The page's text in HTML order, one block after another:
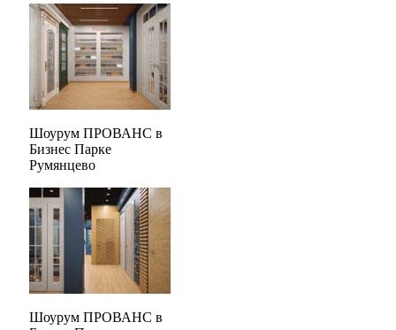
Шоурум ПРОВАНС в
Бизнес Парке
Румянцево
Шоурум ПРОВАНС в